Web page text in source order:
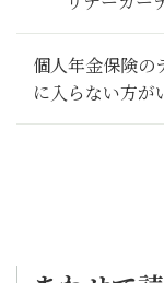
ニング】
個人年金保険の
に入らない方が